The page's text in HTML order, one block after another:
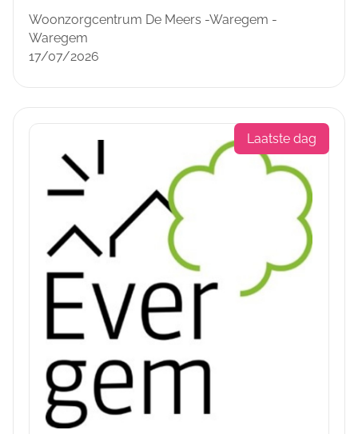
Woonzorgcentrum De Meers -Waregem -
Waregem
17/07/2026
Laatste dag